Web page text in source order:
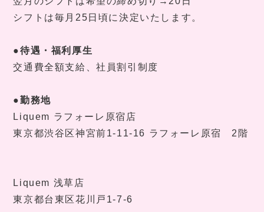
シフトは毎月 25日頃に 決定いたします。
●待遇・福利厚生
交通費全額支給、社員割引制度
●勤務地
Liquem ラフォーレ原宿店
東京都渋谷区神宮前1-11-16 ラフォーレ原宿 2 階
Liquem 浅草店
東京都台東区花川戸 1-7-6